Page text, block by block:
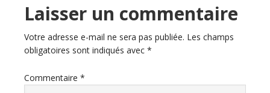
Interactions
du
lecteur
Laisser un commentaire
Votre adresse e-mail ne sera pas publiée. Les champs
obligatoires sont indiqués avec *
Commentaire *